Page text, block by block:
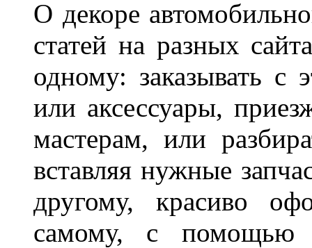
О декоре
статей на разных
одному: заказывать с
или аксессуары,
мастерам, или
вставляя нужные
другому, красиво
самому, с помощью